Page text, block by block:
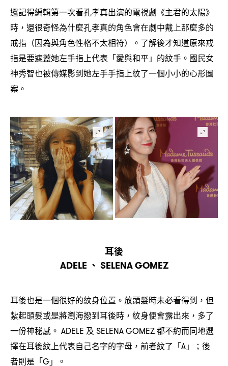
還記得編輯第一次看孔孝真出演的電視劇《主君的太陽》
時 ， 還很奇怪為什麼孔孝真的角色會在劇中戴上那麼多的
戒指 （因為與角色性格不太相符）
。了解後才知道原來戒
指是要遮蓋她左手指上代表「愛與和平」的紋手。國民女
神秀智也被傳媒影到她左手手指上紋了一個小小的心形圖
案。
耳後
ADELE 、 SELENA GOMEZ
耳後也是一個很好的紋身位置。放頭髮時未必看得到 ， 但
紥起頭髮或是將瀏海撥到耳後時 ， 紋身便會露出來 ， 多了
一份神秘感。 ADELE 及 SELENA GOMEZ都不約而同地選
擇在耳後紋上代表自己名字的字母 ， 前者紋了「A」 ； 後
者則是「G」。